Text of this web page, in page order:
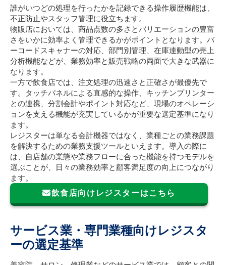
誰がいつどの処理を行ったかを記録できる操作履歴機能は、
不正防止やスタッフ管理に役立ちます。
物販店においては、商品点数の多さとバリエーションの豊富
さをいかに効率よく管理できるかがポイントとなります。バ
ーコードスキャナーの対応、部門別管理、在庫連動型の売上
分析機能などが、業務効率と販売戦略の両面で大きな武器に
なります。
一方で飲食店では、注文処理の迅速さと正確さが最優先で
す。タッチパネルによる直感的な操作、キッチンプリンター
との連携、分割会計やポイント対応など、現場のオペレーシ
ョンを支える機能が充実しているかが重要な選定基準になり
ます。
レジスターは単なる会計機器ではなく、業種ごとの業務課題
を解決するための業務支援ツールといえます。導入の際に
は、自店舗の業態や業務フローに合った機能を持つモデルを
選ぶことが、日々の業務効率と顧客満足度の向上につながり
ます。
飲食店向けレジスターはこちら
サービス業・専門業種向けレジスタ
ーの選定基準